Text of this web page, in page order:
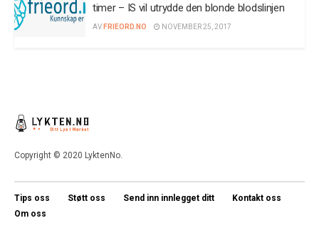
timer – IS vil utrydde den blonde blodslinjen
AV FRIEORD.NO NOVEMBER 25, 2017
Copyright © 2020 LyktenNo.
Tips oss Støtt oss Send inn innlegget ditt
Kontakt oss
Om oss